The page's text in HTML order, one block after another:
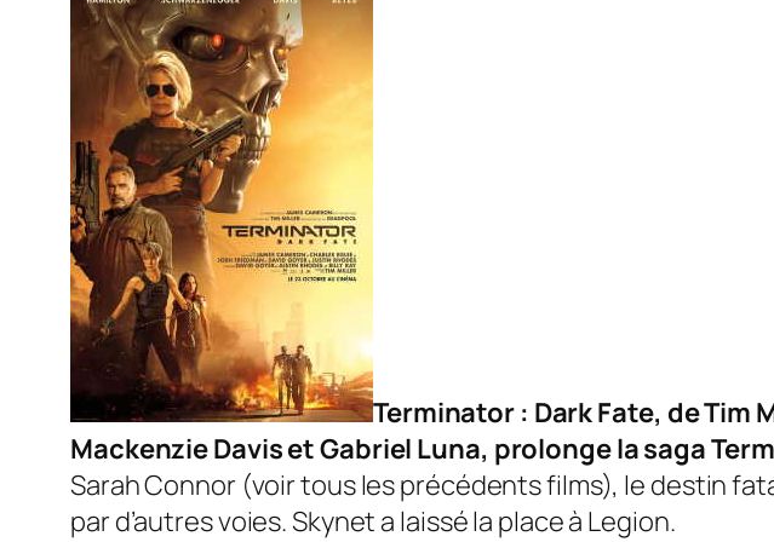
Terminator : Dark Fate, de Tim
Mackenzie Davis et Gabriel Luna, prolonge la saga
Sarah Connor (voir tous les précédents films), le destin
par d’autres voies. Skynet a laissé la place à Legion.